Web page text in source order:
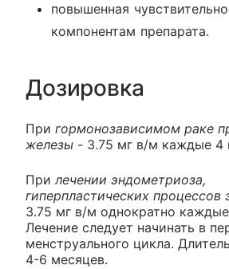
повышенная
компонентам препарата.
Дозировка
При гормонозависимом раке
железы - 3.75 мг в/м каждые 4
Прилечении эндометриоза,
гиперпластических процессов
3.75 мг в/м однократно
Лечение следует начинать в
менструального цикла.
4-6 месяцев.